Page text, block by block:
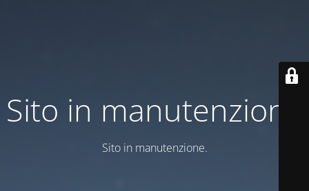
Sito in manutenzione
Sito in manutenzione.